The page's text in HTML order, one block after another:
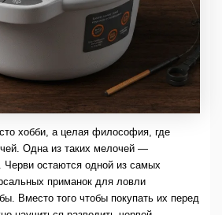
хобби, а целая философия, где
Одна из таких мелочей —
Черви остаются одной из самых
приманок для ловли
Вместо того чтобы покупать их перед